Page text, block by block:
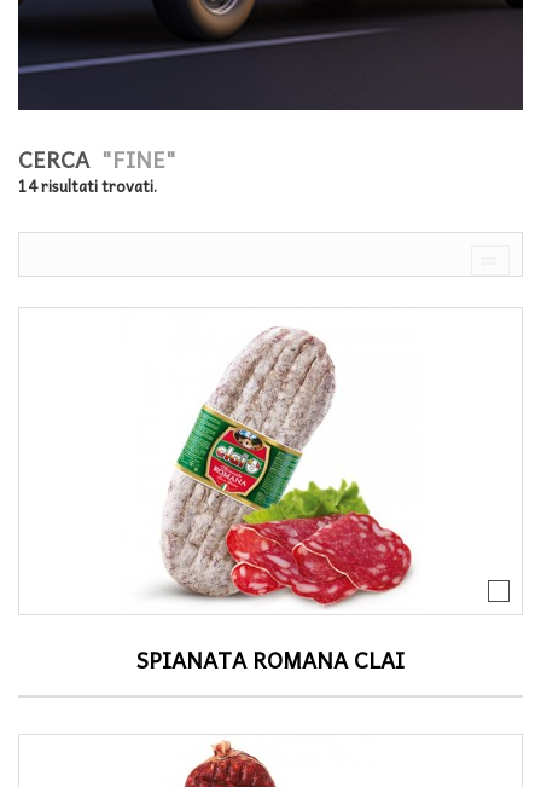
CERCA "FINE"
14 risultati trovati.
SPIANATA ROMANA CLAI